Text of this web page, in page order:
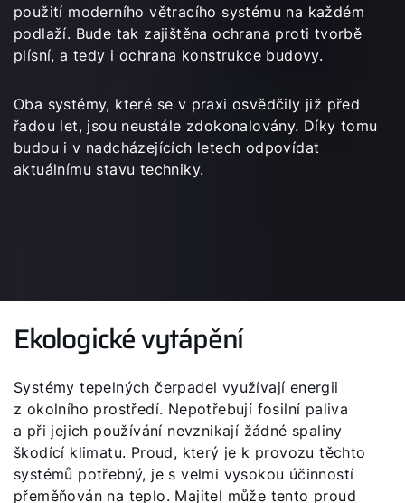
použití moderního větracího systému na každém
podlaží. Bude tak zajištěna ochrana proti tvorbě
plísní, a tedy i ochrana konstrukce budovy.
Oba systémy, které se v praxi osvědčily již před
řadou let, jsou neustále zdokonalovány. Díky tomu
budou i v nadcházejících letech odpovídat
aktuálnímu stavu techniky.
Ekologické vytápění
Systémy tepelných čerpadel využívají energii
z okolního prostředí. Nepotřebují fosilní paliva
a při jejich používání nevznikají žádné spaliny
škodící klimatu. Proud, který je k provozu těchto
systémů potřebný, je s velmi vysokou účinností
přeměňován na teplo. Majitel může tento proud
Dobrý den!
Jak vám můžeme pomoct?